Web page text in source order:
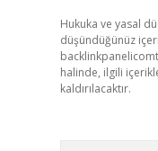
Hukuka ve yasal
düşündüğünüz
halinde, ilgili
kaldırılacaktır.